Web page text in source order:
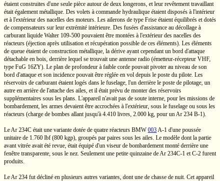
étaient construites d'une seule pièce autour de deux longerons, et leur revêtement travaillant
était également métallique. Des volets à commande hydraulique étaient disposés à l'intérieur
et à l'extérieur des nacelles des moteurs. Les ailerons de type Frise étaient équilibrés et dotés
de compensateurs sur leur extrémité intérieure. Des fusées d'assistance au décollage à
carburant liquide Walter 109-500 pouvaient être montées à l'extérieur des nacelles des
réacteurs (éjection après utilisation et récupération possible de ces éléments). Les éléments
de queue étaient de construction métallique, la dérive ayant cependant un bord d'attaque
détachable en bois, derrière lequel se trouvait une antenne radio (émetteur-récepteur VHF,
type FuG 16ZY). Le plan de profondeur à faible corde pouvait pivoter au niveau de son
bord d'attaque et son incidence pouvait être réglée en vol depuis le poste du pilote. Les
réservoirs de carburant étaient logés dans le fuselage, l'un derrière le poste de pilotage, un
autre en arrière de l'attache des ailes, et il était prévu de monter des réservoirs
supplémentaires sous les plans. L'appareil n'avait pas de soute interne, pour les missions de
bombardement, les armes devaient être accrochées à l'extérieur, sous le fuselage ou sous les
réacteurs (charge de bombes allant jusqu'à 4.410 livres, 2.000 kg, pour unAr 234 B-1).
LeAr 234C était une variante dotée de quatre réacteurs BMW003A-1 d'une poussée
unitaire de 1.760 lbf (800 kgp), groupés par paires sous les ailes. Le modèle dont la partie
avant vitrée avait été revue, était équipé d'un viseur de bombardement monté derrière une
fenêtre transparente, sous le nez. Seulement une petite quinzaine deAr 234C-1 etC-2 furent
produits.
LeAr 234 fut décliné en plusieurs autres variantes, dont une de chasse de nuit. Cet appareil